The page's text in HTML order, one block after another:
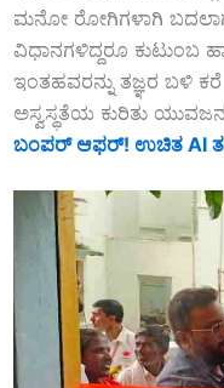
ಮನೋ ರೋಗಿಗಳಾಗಿ
ವಿಧಾನಗಳಿದ್ದರೂ ಕುಟುಂಬ
ಇಂತಹವರನ್ನು ತಜ್ಞರ ಬಳಿ
ಅಸ್ವಸ್ಥತೆಯ ಕುರಿತು
ಬಂಪರ್ ಆಫರ್! ಉಚಿತ AI